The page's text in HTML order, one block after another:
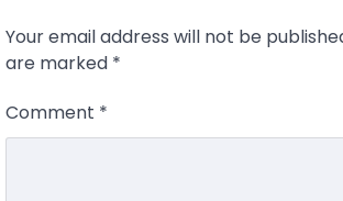
Your email address will not be
are marked *
Comment *